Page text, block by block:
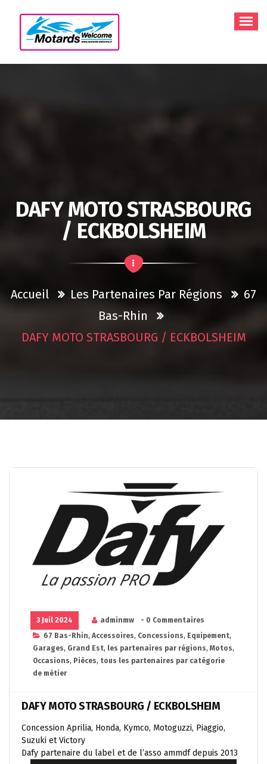
contenu
DAFY MOTO STRASBOURG
/ ECKBOLSHEIM
Accueil Les Partenaires Par Régions
67
Bas-Rhin
DAFY MOTO STRASBOURG / ECKBOLSHEIM
3 Juil 2024 adminmw
- 0 Commentaires
67 Bas-Rhin, Accessoires, Concessions, Equipement,
Garages, Grand Est, les partenaires par régions, Motos,
Occasions, Pièces, tous les partenaires par catégorie
de métier
DAFY MOTO STRASBOURG / ECKBOLSHEIM
Concession Aprilia, Honda, Kymco, Motoguzzi, Piaggio,
Suzuki et Victory
Dafy partenaire du label et de l’asso ammdf depuis 2013